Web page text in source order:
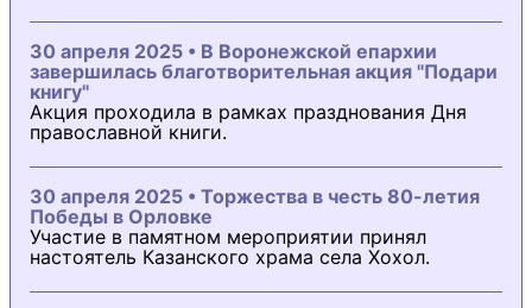
30 апреля 2025 • В Воронежской епархии
завершилась благотворительная акция "Подари
книгу"
Акция проходила в рамках празднования Дня
православной книги.
30 апреля 2025 • Торжества в честь 80-летия
Победы в Орловке
Участие в памятном мероприятии принял
настоятель Казанского храма села Хохол.